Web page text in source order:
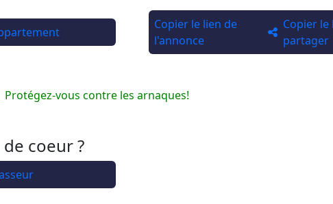
Copier le lien de
l'annonce
Copier
partager
Protégez-vous contre les arnaques!
coeur ?